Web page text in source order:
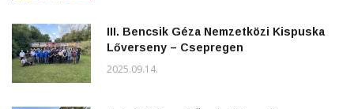
III. Bencsik Géza Nemzetközi Kispuska
Lőverseny – Csepregen
2025.09.14.